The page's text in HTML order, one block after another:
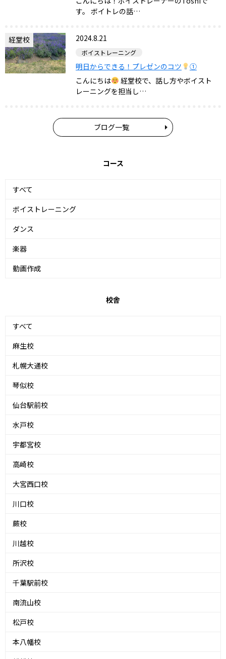
す。 ボイトレの話…
経堂校 2024.8.21
ボイストレーニング
明日からできる！プレゼンのコツ
①
こんにちは
経堂校で、話し方やボイスト
レーニングを担当し…
ブログ一覧
コース
すべて
ボイストレーニング
ダンス
楽器
動画作成
校舎
すべて
麻生校
札幌大通校
琴似校
仙台駅前校
水戸校
宇都宮校
高崎校
大宮西口校
川口校
蕨校
川越校
所沢校
千葉駅前校
南流山校
松戸校
本八幡校